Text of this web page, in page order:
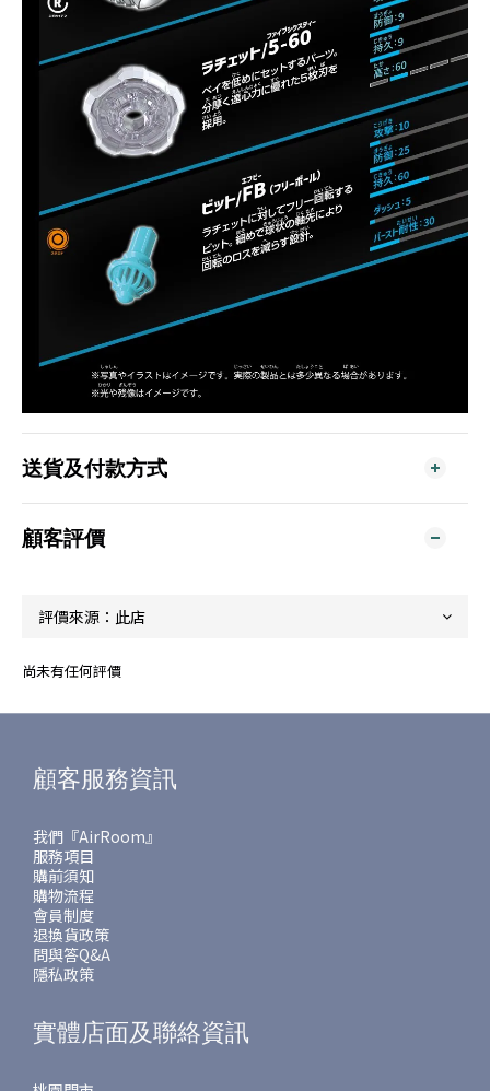
送貨及付款方式
顧客評價
尚未有任何評價
顧客服務資訊
我們『AirRoom』
服務項目
購前須知
購物流程
會員制度
退換貨政策
問與答Q&A
隱私政策
實體店面及聯絡資訊